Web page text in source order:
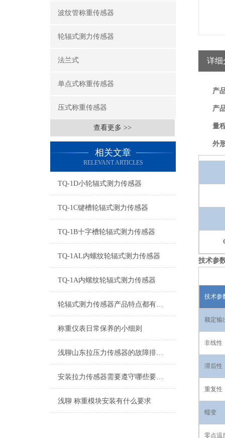
波纹管称重传感器
轮辐式测力传感器
法兰式
单点式称重传感器
压式称重传感器
查看更多 >>
相关文章
RELEVANT ARTICLES
TQ-1D小轮辐式测力传感器
TQ-1C键槽轮辐式测力传感器
TQ-1B十字槽轮辐式测力传感器
TQ-1AL内螺纹轮辐式测力传感器
TQ-1A内螺纹轮辐式测力传感器
轮辐式测力传感器产品特点都有哪些？
称重仪表日常保养的小细则
浅聊山东拉压力传感器的故障排查方法
安装拉力传感器需要遵守哪些要求？
浅聊 称重模块安装有什么要求
详细
产
产
量
外
技术参
技术参
额定输
非线性
滞后性
重复性
蠕变
零点温